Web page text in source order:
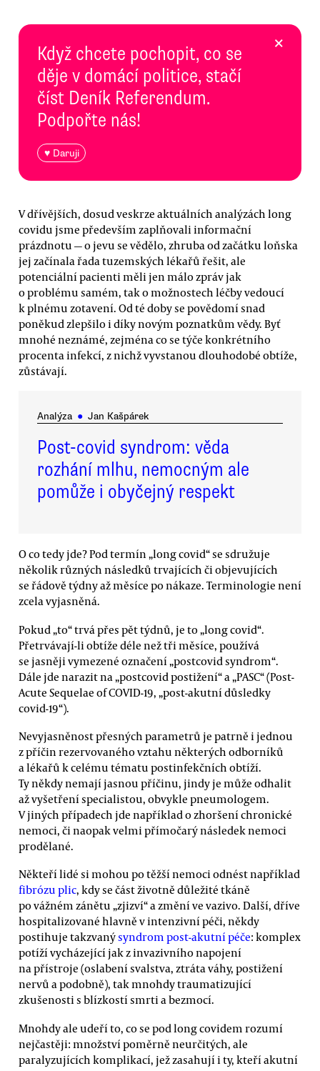
Když chcete pochopit, co se
děje v domácí politice, stačí
číst Deník Referendum.
Podpořte nás!
♥ Daruji
×
V dřívějších, dosud veskrze aktuálních analýzách long
covidu jsme především zaplňovali informační
prázdnotu — o jevu se vědělo, zhruba od začátku loňska
jej začínala řada tuzemských lékařů řešit, ale
potenciální pacienti měli jen málo zpráv jak
o problému samém, tak o možnostech léčby vedoucí
k plnému zotavení. Od té doby se povědomí snad
poněkud zlepšilo i díky novým poznatkům vědy. Byť
mnohé neznámé, zejména co se týče konkrétního
procenta infekcí, z nichž vyvstanou dlouhodobé obtíže,
zůstávají.
Analýza ● Jan Kašpárek
Post-covid syndrom: věda
rozhání mlhu, nemocným ale
pomůže i obyčejný respekt
O co tedy jde? Pod termín „long covid“ se sdružuje
několik různých následků trvajících či objevujících
se řádově týdny až měsíce po nákaze. Terminologie není
zcela vyjasněná.
Pokud „to“ trvá přes pět týdnů, je to „long covid“.
Přetrvávají-li obtíže déle než tři měsíce, používá
se jasněji vymezené označení „postcovid syndrom“.
Dále jde narazit na „postcovid postižení“ a „PASC“ (Post-
Acute Sequelae of COVID-19, „post-akutní důsledky
covid-19“).
Nevyjasněnost přesných parametrů je patrně i jednou
z příčin rezervovaného vztahu některých odborníků
a lékařů k celému tématu postinfekčních obtíží.
Ty někdy nemají jasnou příčinu, jindy je může odhalit
až vyšetření specialistou, obvykle pneumologem.
V jiných případech jde například o zhoršení chronické
nemoci, či naopak velmi přímočarý následek nemoci
prodělané.
Někteří lidé si mohou po těžší nemoci odnést například
fibrózu plic, kdy se část životně důležité tkáně
po vážném zánětu „zjizví“ a změní ve vazivo. Další, dříve
hospitalizované hlavně v intenzivní péči, někdy
postihuje takzvanýsyndrom post-akutní péče: komplex
potíží vycházející jak z invazivního napojení
na přístroje (oslabení svalstva, ztráta váhy, postižení
nervů a podobně), tak mnohdy traumatizující
zkušenosti s blízkostí smrti a bezmocí.
Mnohdy ale udeří to, co se pod long covidem rozumí
nejčastěji: množství poměrně neurčitých, ale
paralyzujících komplikací, jež zasahují i ty, kteří akutní